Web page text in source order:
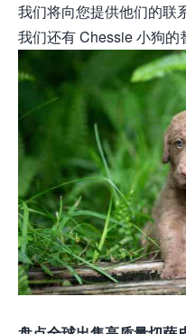
我们将向您提供他们的联
我们还有 Chessie 小狗的